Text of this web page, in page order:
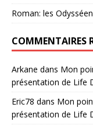
Roman: les
COMMENTAIRES
Arkane dans Mon
présentation de Life
Eric78 dans Mon
présentation de Life